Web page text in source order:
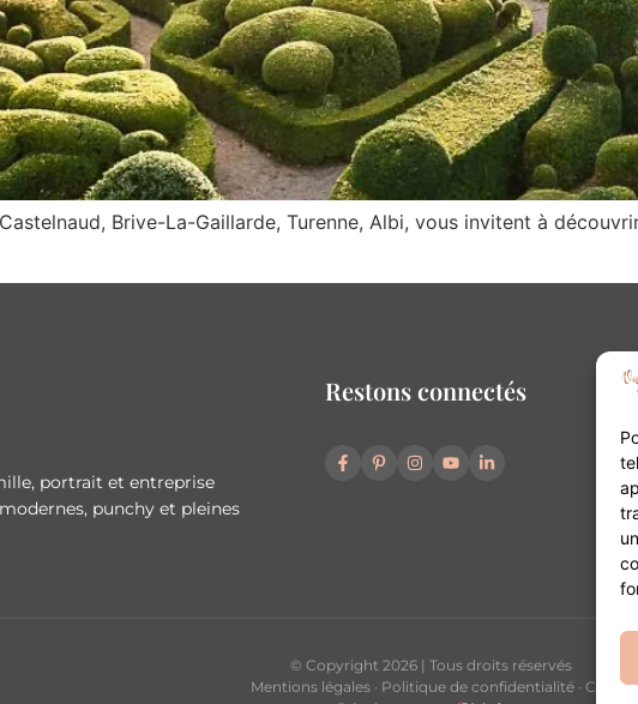
Brive-La-Gaillarde, Turenne, Albi, vous invitent à
portrait et entreprise
punchy et pleines
Restons connectés
© Copyright 2026 | Tous droits réservés
Mentions légales· Politique de confidentialité· CGV